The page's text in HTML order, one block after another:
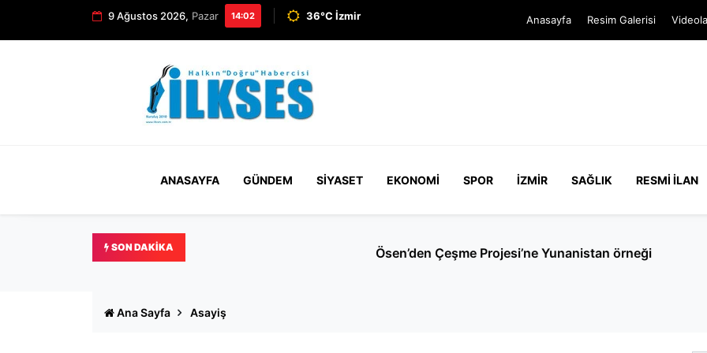
9 Ağustos 2026, Pazar 14:02 36°C İzmir Anasayfa Resim Galerisi
ANASAYFA GÜNDEM SIYASET EKONOMI SPOR İZMIR SAĞLIK RESMI İLAN
SON DAKIKA Ösen’den Çeşme Projesi’ne Yunanistan örneği
Ana Sayfa Asayiş